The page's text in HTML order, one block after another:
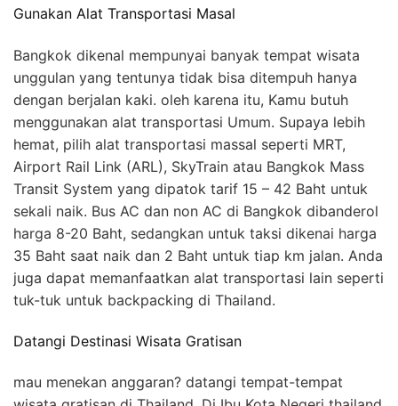
Gunakan Alat Transportasi Masal
Bangkok dikenal mempunyai banyak tempat wisata
unggulan yang tentunya tidak bisa ditempuh hanya
dengan berjalan kaki. oleh karena itu, Kamu butuh
menggunakan alat transportasi Umum. Supaya lebih
hemat, pilih alat transportasi massal seperti MRT,
Airport Rail Link (ARL), SkyTrain atau Bangkok Mass
Transit System yang dipatok tarif 15 – 42 Baht untuk
sekali naik. Bus AC dan non AC di Bangkok dibanderol
harga 8-20 Baht, sedangkan untuk taksi dikenai harga
35 Baht saat naik dan 2 Baht untuk tiap km jalan. Anda
juga dapat memanfaatkan alat transportasi lain seperti
tuk-tuk untuk backpacking di Thailand.
Datangi Destinasi Wisata Gratisan
mau menekan anggaran? datangi tempat-tempat